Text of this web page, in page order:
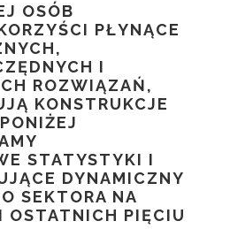
OSÓB
PŁYNĄCE
I
ROZWIĄZAŃ,
KONSTRUKCJE
STATYSTYKI I
DYNAMICZNY
SEKTORA NA
OSTATNICH PIĘCIU